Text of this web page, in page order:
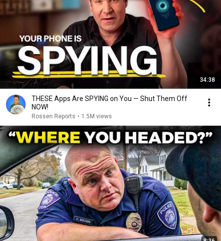
34:38
THESE Apps Are SPYING on You — Shut Them Off
NOW!
Rossen Reports • 1.5M views